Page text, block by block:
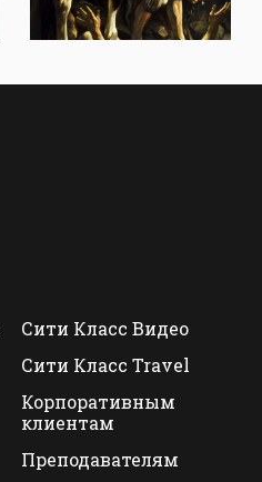
Сити Класс Видео
Сити Класс Travel
Корпоративным
клиентам
Преподавателям